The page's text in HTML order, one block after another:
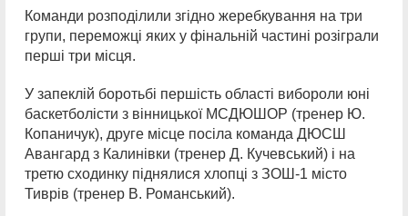
Команди розподілили згідно жеребкування на три
групи, переможці яких у фінальній частині розіграли
перші три місця.
У запеклій боротьбі першість області вибороли юні
баскетболісти з вінницької МСДЮШОР (тренер Ю.
Копаничук), друге місце посіла команда ДЮСШ
Авангард з Калинівки (тренер Д. Кучевський) і на
третю сходинку піднялися хлопці з ЗОШ-1 місто
Тиврів (тренер В. Романський).